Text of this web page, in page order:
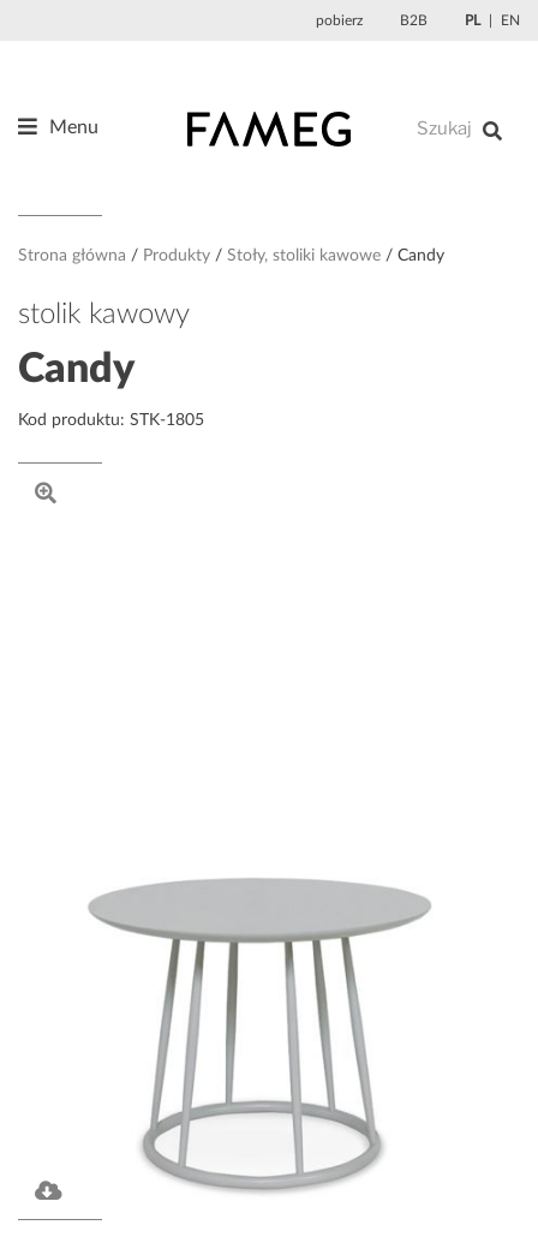
pobierz B2B PL EN
Menu
O nas
Projektanci
Referencje
Kontakt
Sklep
Strona główna Produkty Stoły, stoliki kawowe Candy
stolik kawowy
Candy
Kod produktu: STK-1805